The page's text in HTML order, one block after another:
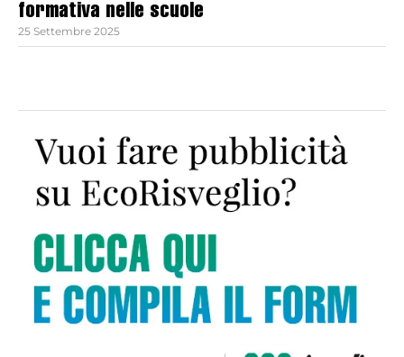
formativa nelle scuole
25 Settembre 2025